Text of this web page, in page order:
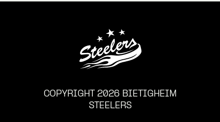
COPYRIGHT 2026 BIETIGHEIM
STEELERS